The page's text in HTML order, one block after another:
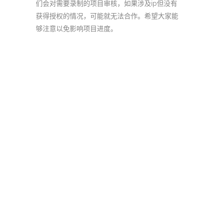
们会对需要录制的项目审核，如果涉及ip但没有
获得授权的情况，可能就无法合作。希望大家能
够注意以免影响项目进度。